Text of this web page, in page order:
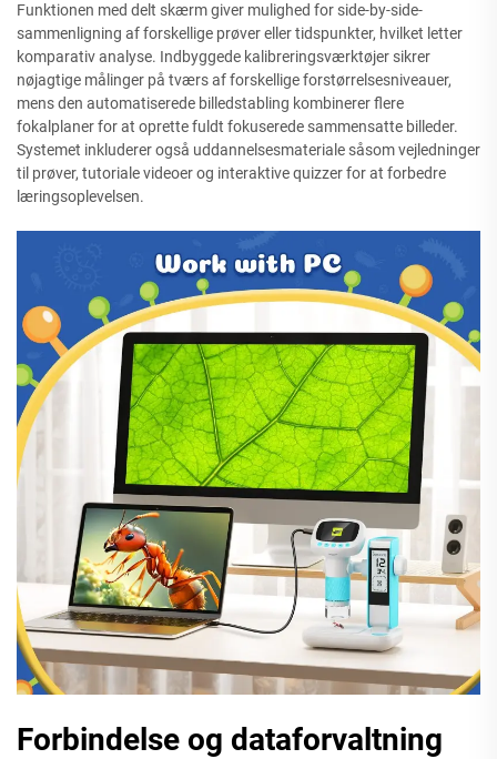
Funktionen med delt skærm giver mulighed for side-by-side-
sammenligning af forskellige prøver eller tidspunkter, hvilket letter
komparativ analyse. Indbyggede kalibreringsværktøjer sikrer
nøjagtige målinger på tværs af forskellige forstørrelsesniveauer,
mens den automatiserede billedstabling kombinerer flere
fokalplaner for at oprette fuldt fokuserede sammensatte billeder.
Systemet inkluderer også uddannelsesmateriale såsom vejledninger
til prøver, tutoriale videoer og interaktive quizzer for at forbedre
læringsoplevelsen.
Forbindelse og dataforvaltning